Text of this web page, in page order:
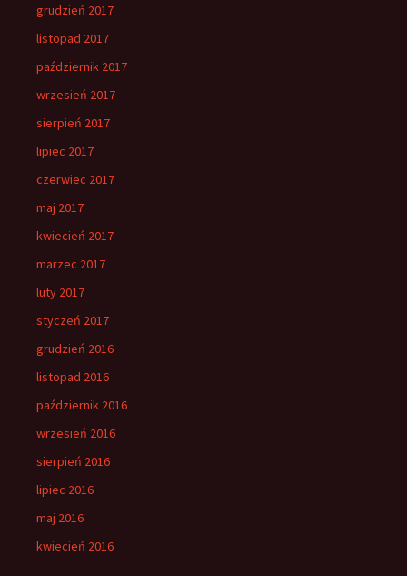
grudzień 2017
listopad 2017
październik 2017
wrzesień 2017
sierpień 2017
lipiec 2017
czerwiec 2017
maj 2017
kwiecień 2017
marzec 2017
luty 2017
styczeń 2017
grudzień 2016
listopad 2016
październik 2016
wrzesień 2016
sierpień 2016
lipiec 2016
maj 2016
kwiecień 2016